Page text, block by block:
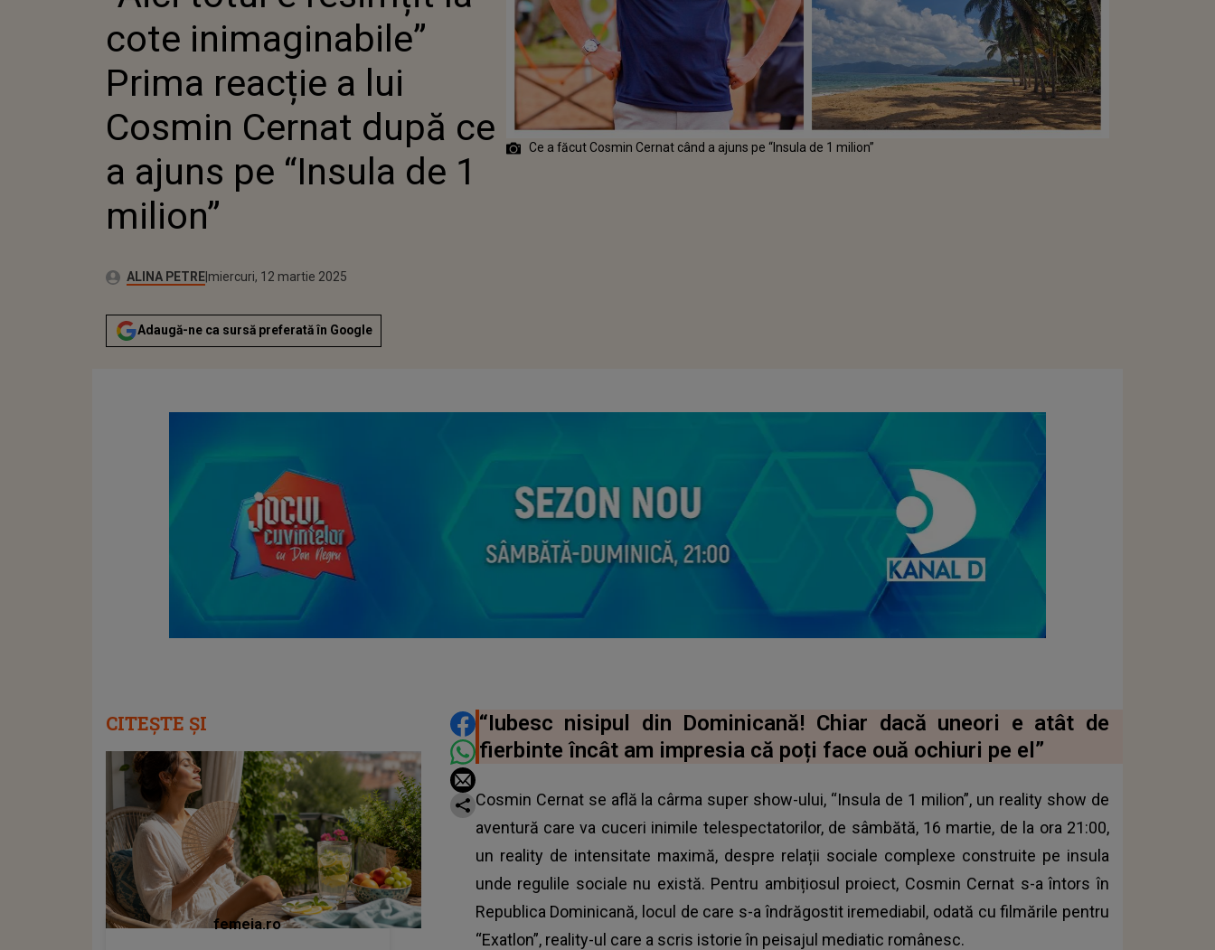
AJUNS PE “INSULA DE 1 MILION”
cote inimaginabile”
Prima reacție a lui
Cosmin Cernat după ce
a ajuns pe “Insula de 1
milion”
Autor:ALINA PETREPublicat:
marți, 12 martie 2024
Actualizat:
miercuri, 12 martie 2025
Adaugă-ne ca sursă preferată în Google
Ce a făcut Cosmin Cernat când a ajuns pe “Insula de 1 milion”
DISTRIBUIE ARTICOLUL
“Iubesc nisipul din Dominicană! Chiar dacă uneori e atât de
fierbinte încât am impresia că poți face ouă ochiuri pe el”
Cosmin Cernat se află la cârma super show-ului, “Insula de 1 milion”, un reality show de
aventură care va cuceri inimile telespectatorilor, de sâmbătă, 16 martie, de la ora 21:00,
un reality de intensitate maximă, despre relații sociale complexe construite pe insula
unde regulile sociale nu există. Pentru ambițiosul proiect, Cosmin Cernat s-a întors în
Republica Dominicană, locul de care s-a îndrăgostit iremediabil, odată cu filmările pentru
“Exatlon”, reality-ul care a scris istorie în peisajul mediatic românesc.
CITEȘTE ȘI
femeia.ro